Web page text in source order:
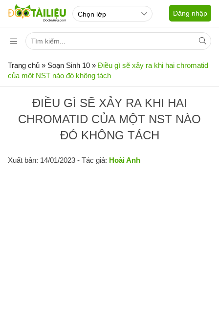
Đăng nhập
Trang chủ » Soạn Sinh 10 » Điều gì sẽ xảy ra khi hai chromatid
của một NST nào đó không tách
ĐIỀU GÌ SẼ XẢY RA KHI HAI
CHROMATID CỦA MỘT NST NÀO
ĐÓ KHÔNG TÁCH
Xuất bản: 14/01/2023 - Tác giả: Hoài Anh